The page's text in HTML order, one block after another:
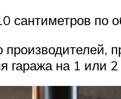
сантиметров
гаража на 1 или